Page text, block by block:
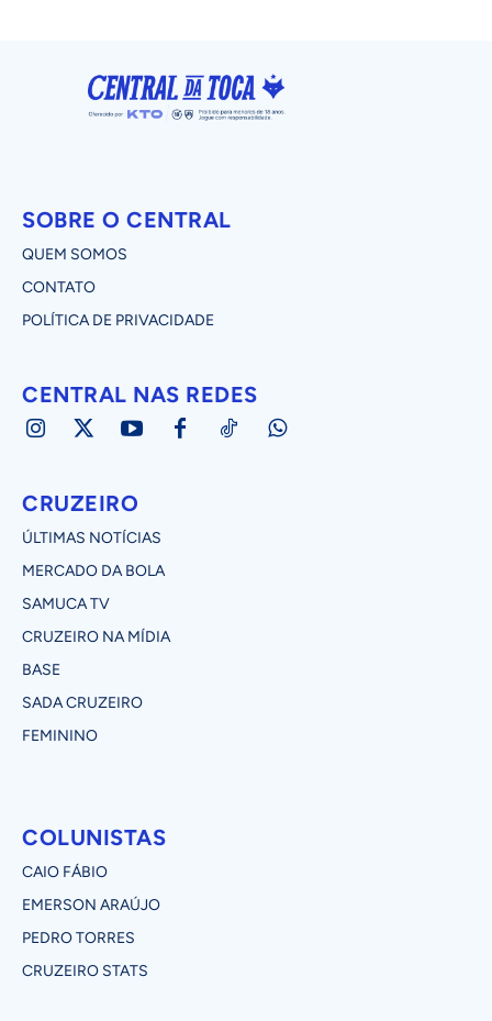
SOBRE O CENTRAL
QUEM SOMOS
CONTATO
POLÍTICA DE PRIVACIDADE
CENTRAL NAS REDES
CRUZEIRO
ÚLTIMAS NOTÍCIAS
MERCADO DA BOLA
SAMUCA TV
CRUZEIRO NA MÍDIA
BASE
SADA CRUZEIRO
FEMININO
COLUNISTAS
CAIO FÁBIO
EMERSON ARAÚJO
PEDRO TORRES
CRUZEIRO STATS